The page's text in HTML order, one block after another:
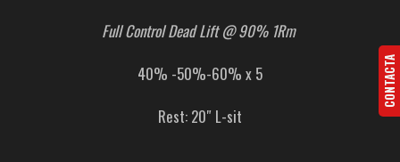
Full Control Dead Lift @ 90% 1Rm
40% -50%-60% x 5
Rest: 20″ L-sit
CONTACTA